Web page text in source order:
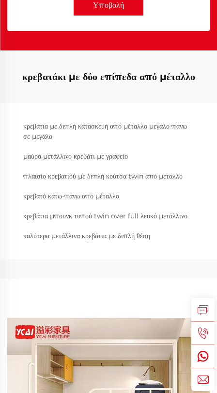
Υποβολή
κρεβατάκι με δύο επίπεδα από μέταλλο
κρεβάτια με διπλή κατασκευή από μέταλλο μεγάλο πάνω
σε μεγάλο
μαύρο μετάλλινο κρεβάτι με γραφείο
πλαισίο κρεβατιού με διπλή κούτσα twin από μέταλλο
κρεβατό κάτω-πάνω από μέταλλο
κρεβάτια μπουνκ τυπού twin over full λευκό μετάλλινο
καλύτερα μετάλλινα κρεβάτια με διπλή θέση